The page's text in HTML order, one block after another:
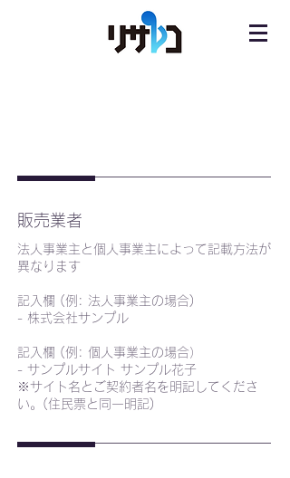
販売業者
法人事業主と個人事業主によって記載方法が
異なります
記入欄 (例: 法人事業主の場合)
- 株式会社サンプル
記入欄 (例: 個人事業主の場合）
- サンプルサイト サンプル花子
※サイト名とご契約者名を明記してくださ
い。(住民票と同一明記)